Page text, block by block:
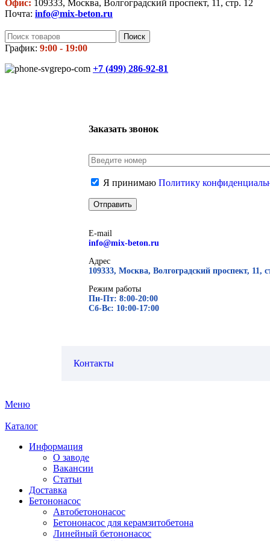
Офис: 109333, Москва, Волгоградский проспект, 11, стр. 12
Почта: info@mix-beton.ru
Поиск
График: 9:00 - 19:00
+7 (499) 286-92-81
Заказать звонок
Я принимаю Политику
E-mail
info@mix-beton.ru
Адрес
109333, Москва, Волгоградский проспект, 11,
Режим работы
Пн-Пт: 8:00-20:00
Сб-Вс: 10:00-17:00
Контакты
Меню
Каталог
Информация
О заводе
Вакансии
Статьи
Доставка
Бетононасос
Автобетононасос
Бетононасос для керамзитобетона
Линейный бетононасос